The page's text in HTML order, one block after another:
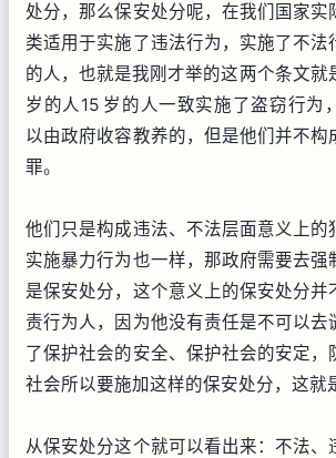
处分，那么保安处分呢，在我们国家实
类适用于实施了违法行为，实施了不法
的人，也就是我刚才举的这两个条文就
岁的人15 岁的人一致实施了盗窃行为
以由政府收容教养的，但是他们并不构
罪。
他们只是构成违法、不法层面意义上的
实施暴力行为也一样，那政府需要去强
是保安处分，这个意义上的保安处分并
责行为人，因为他没有责任是不可以去
了保护社会的安全、保护社会的安定，
社会所以要施加这样的保安处分，这就
从保安处分这个就可以看出来：不法、